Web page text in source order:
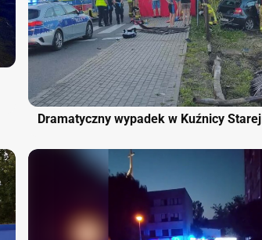
Dramatyczny wypadek w Kuźnicy Starej